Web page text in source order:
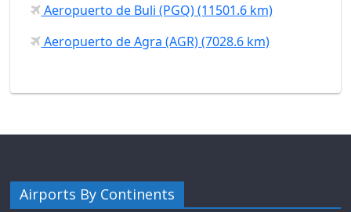
Aeropuerto de Buli (PGQ) (11501.6 km)
Aeropuerto de Agra (AGR) (7028.6 km)
Airports By Continents